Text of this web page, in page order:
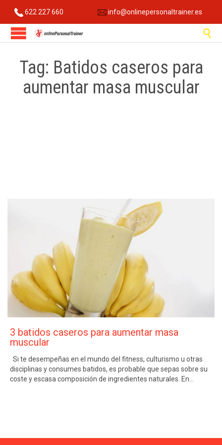
622 227 660 info@onlinepersonaltrainer.es

Tag: Batidos caseros para
aumentar masa muscular
3 batidos caseros para aumentar masa
muscular
Si te desempeñas en el mundo del fitness, culturismo u otras
disciplinas y consumes batidos, es probable que sepas sobre su
coste y escasa composición de ingredientes naturales. En…